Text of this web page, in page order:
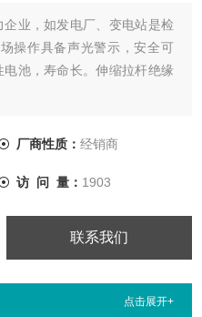
业，如发电厂、变电站是检
操作具备声光警示，安全可
池，寿命长。伸缩拉杆绝缘
厂商性质： 经销商
访 问 量： 1903
联系我们
点击展开+